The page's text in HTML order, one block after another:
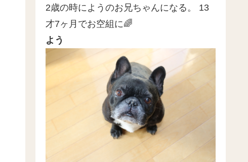
2歳の時にようのお兄ちゃんになる。 13
才7ヶ月でお空組に🌈
よう